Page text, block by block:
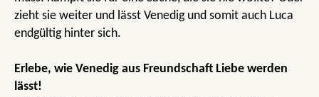
zieht sie weiter und lässt Venedig und somit auch Luca
endgültig hinter sich.
Erlebe, wie Venedig aus Freundschaft Liebe werden
lässt!